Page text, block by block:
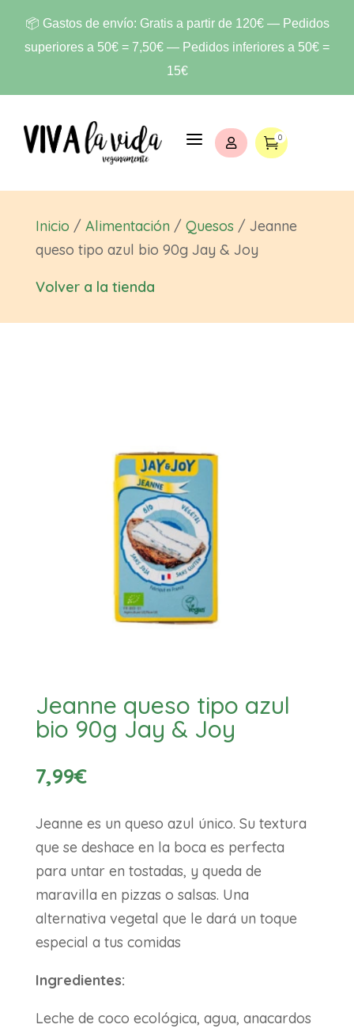
📦 Gastos de envío: Gratis a partir de 120€ — Pedidos
superiores a 50€ = 7,50€ — Pedidos inferiores a 50€ =
15€
a  0
Inicio / Alimentación/ Quesos / Jeanne
queso tipo azul bio 90g Jay & Joy
Volver a la tienda
Jeanne queso tipo azul
bio 90g Jay & Joy
7,99€
Jeanne es un queso azul único. Su textura
que se deshace en la boca es perfecta
para untar en tostadas, y queda de
maravilla en pizzas o salsas. Una
alternativa vegetal que le dará un toque
especial a tus comidas
Ingredientes:
Leche de coco ecológica, agua, anacardos